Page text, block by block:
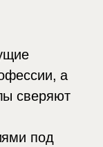
а
сверяют
под